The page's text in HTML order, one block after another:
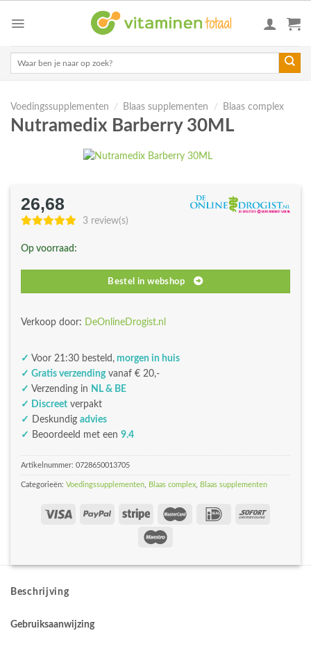
Voedingssupplementen / Blaas supplementen / Blaas complex
Nutramedix Barberry 30ML
26,68
3 review(s)
Op voorraad:
Bestel in webshop
Verkoop door: DeOnlineDrogist.nl
✓ Voor 21:30 besteld, morgen in huis
✓ Gratis verzendingvanaf € 20,-
✓ Verzending in NL & BE
✓ Discreet verpakt
✓ Deskundig advies
✓ Beoordeeld met een 9.4
Artikelnummer: 0728650013705
Categorieën: Voedingssupplementen, Blaas complex, Blaas supplementen
Beschrijving
Gebruiksaanwijzing